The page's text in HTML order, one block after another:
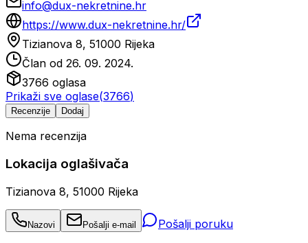
info@dux-nekretnine.hr
https://www.dux-nekretnine.hr/
Tizianova 8, 51000 Rijeka
Član od 26. 09. 2024.
3766 oglasa
Prikaži sve oglase(3766)
Recenzije Dodaj
Nema recenzija
Lokacija oglašivača
Tizianova 8, 51000 Rijeka
Nazovi Pošalji e-mail Pošalji poruku